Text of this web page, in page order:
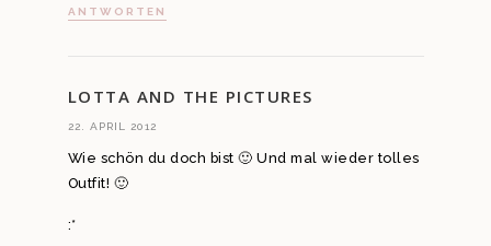
ANTWORTEN
LOTTA AND THE PICTURES
22. APRIL 2012
Wie schön du doch bist 🙂 Und mal wieder tolles
Outfit! 🙂
:*